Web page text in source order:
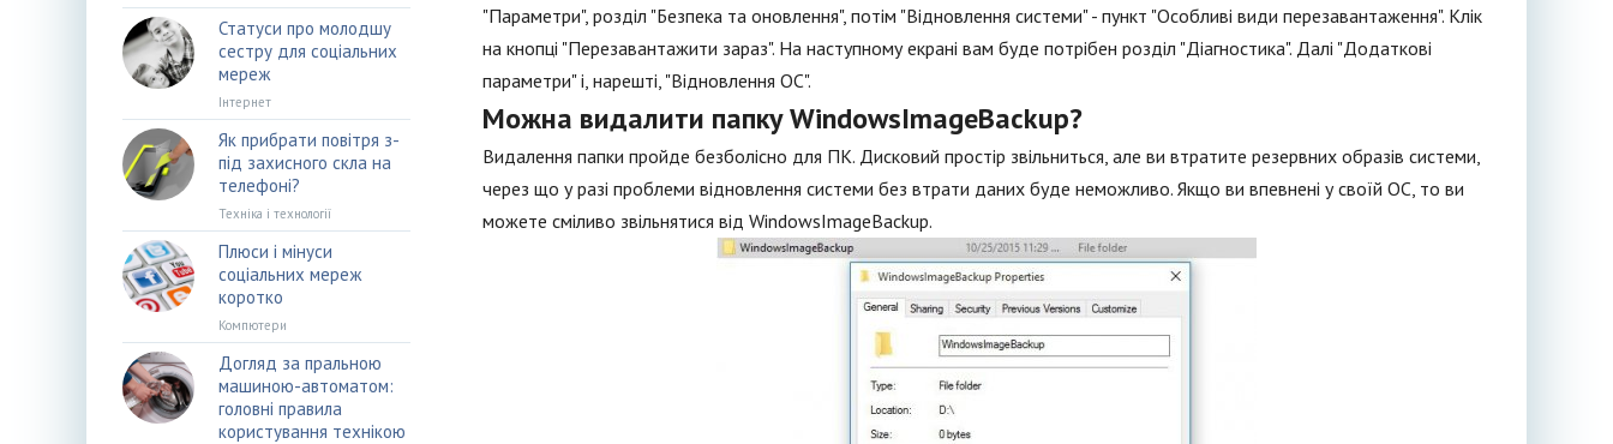
"Параметри", розділ "Безпека та оновлення", потім "Відновлення системи" - пункт "Особливі види перезавантаження". Клік
на кнопці "Перезавантажити зараз". На наступному екрані вам буде потрібен розділ "Діагностика". Далі "Додаткові
параметри" і, нарешті, "Відновлення ОС".
Можна видалити папку WindowsImageBackup?
Видалення папки пройде безболісно для ПК. Дисковий простір звільниться, але ви втратите резервних образів системи,
через що у разі проблеми відновлення системи без втрати даних буде неможливо. Якщо ви впевнені у своїй ОС, то ви
можете сміливо звільнятися від WindowsImageBackup.
Статуси про молодшу
сестру для соціальних
мереж
Інтернет
Як прибрати повітря з-
під захисного скла на
телефоні?
Техніка і технології
Плюси і мінуси
соціальних мереж
коротко
Компютери
Догляд за пральною
машиною-автоматом:
головні правила
користування технікою